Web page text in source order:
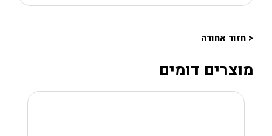
< חזור אחורה
מוצרים דומים